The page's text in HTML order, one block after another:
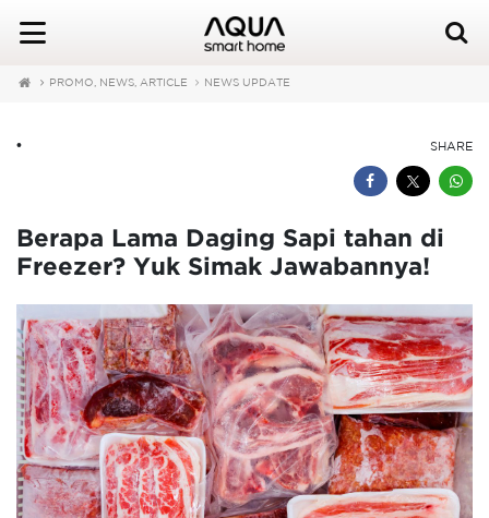
PROMO, NEWS, ARTICLE NEWS UPDATE
SHARE
•
Berapa Lama Daging Sapi tahan di
Freezer? Yuk Simak Jawabannya!